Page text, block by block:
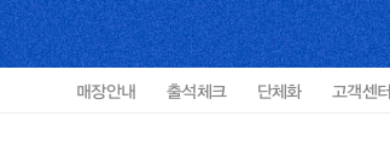
매장안내 출석체크 단체화 고객센터